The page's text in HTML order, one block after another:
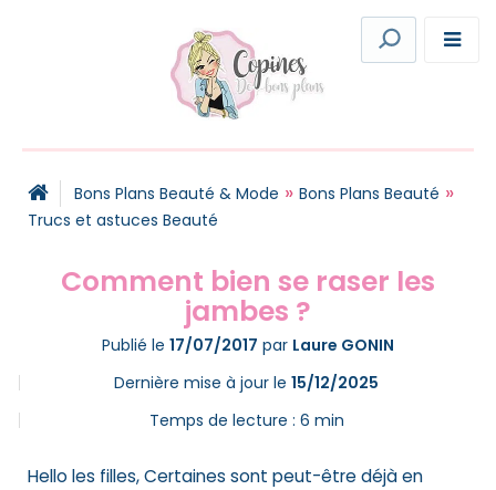
Bons Plans Beauté & Mode » Bons Plans Beauté »
Trucs et astuces Beauté
Comment bien se raser les
jambes ?
Publié le 17/07/2017 par Laure GONIN
Dernière mise à jour le 15/12/2025
Temps de lecture : 6 min
Hello les filles, Certaines sont peut-être déjà en